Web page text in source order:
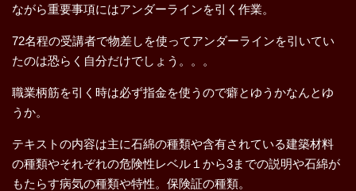
ながら重要事項にはアンダーラインを引く作業。
72名程の受講者で物差しを使ってアンダーラインを引いてい
たのは恐らく自分だけでしょう。。。
職業柄筋を引く時は必ず指金を使うので癖とゆうかなんとゆ
うか。
テキストの内容は主に石綿の種類や含有されている建築材料
の種類やそれぞれの危険性レベル１から3までの説明や石綿が
もたらす病気の種類や特性。保険証の種類。